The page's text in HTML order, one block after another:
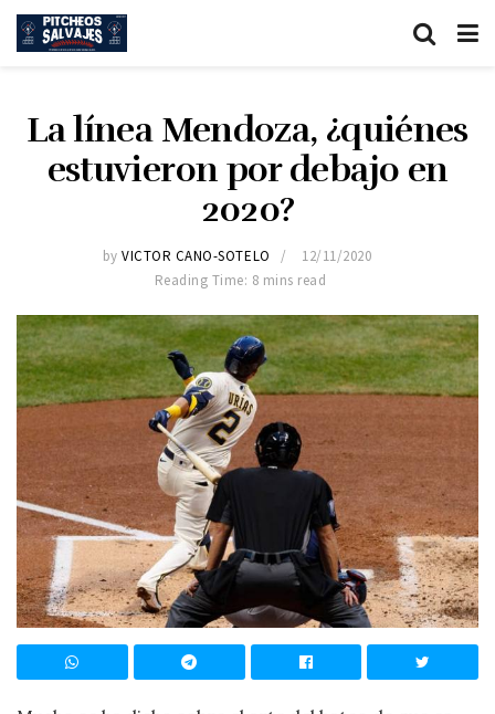
La línea Mendoza, ¿quiénes
estuvieron por debajo en
2020?
by VICTOR CANO-SOTELO
12/11/2020
Reading Time: 8 mins read